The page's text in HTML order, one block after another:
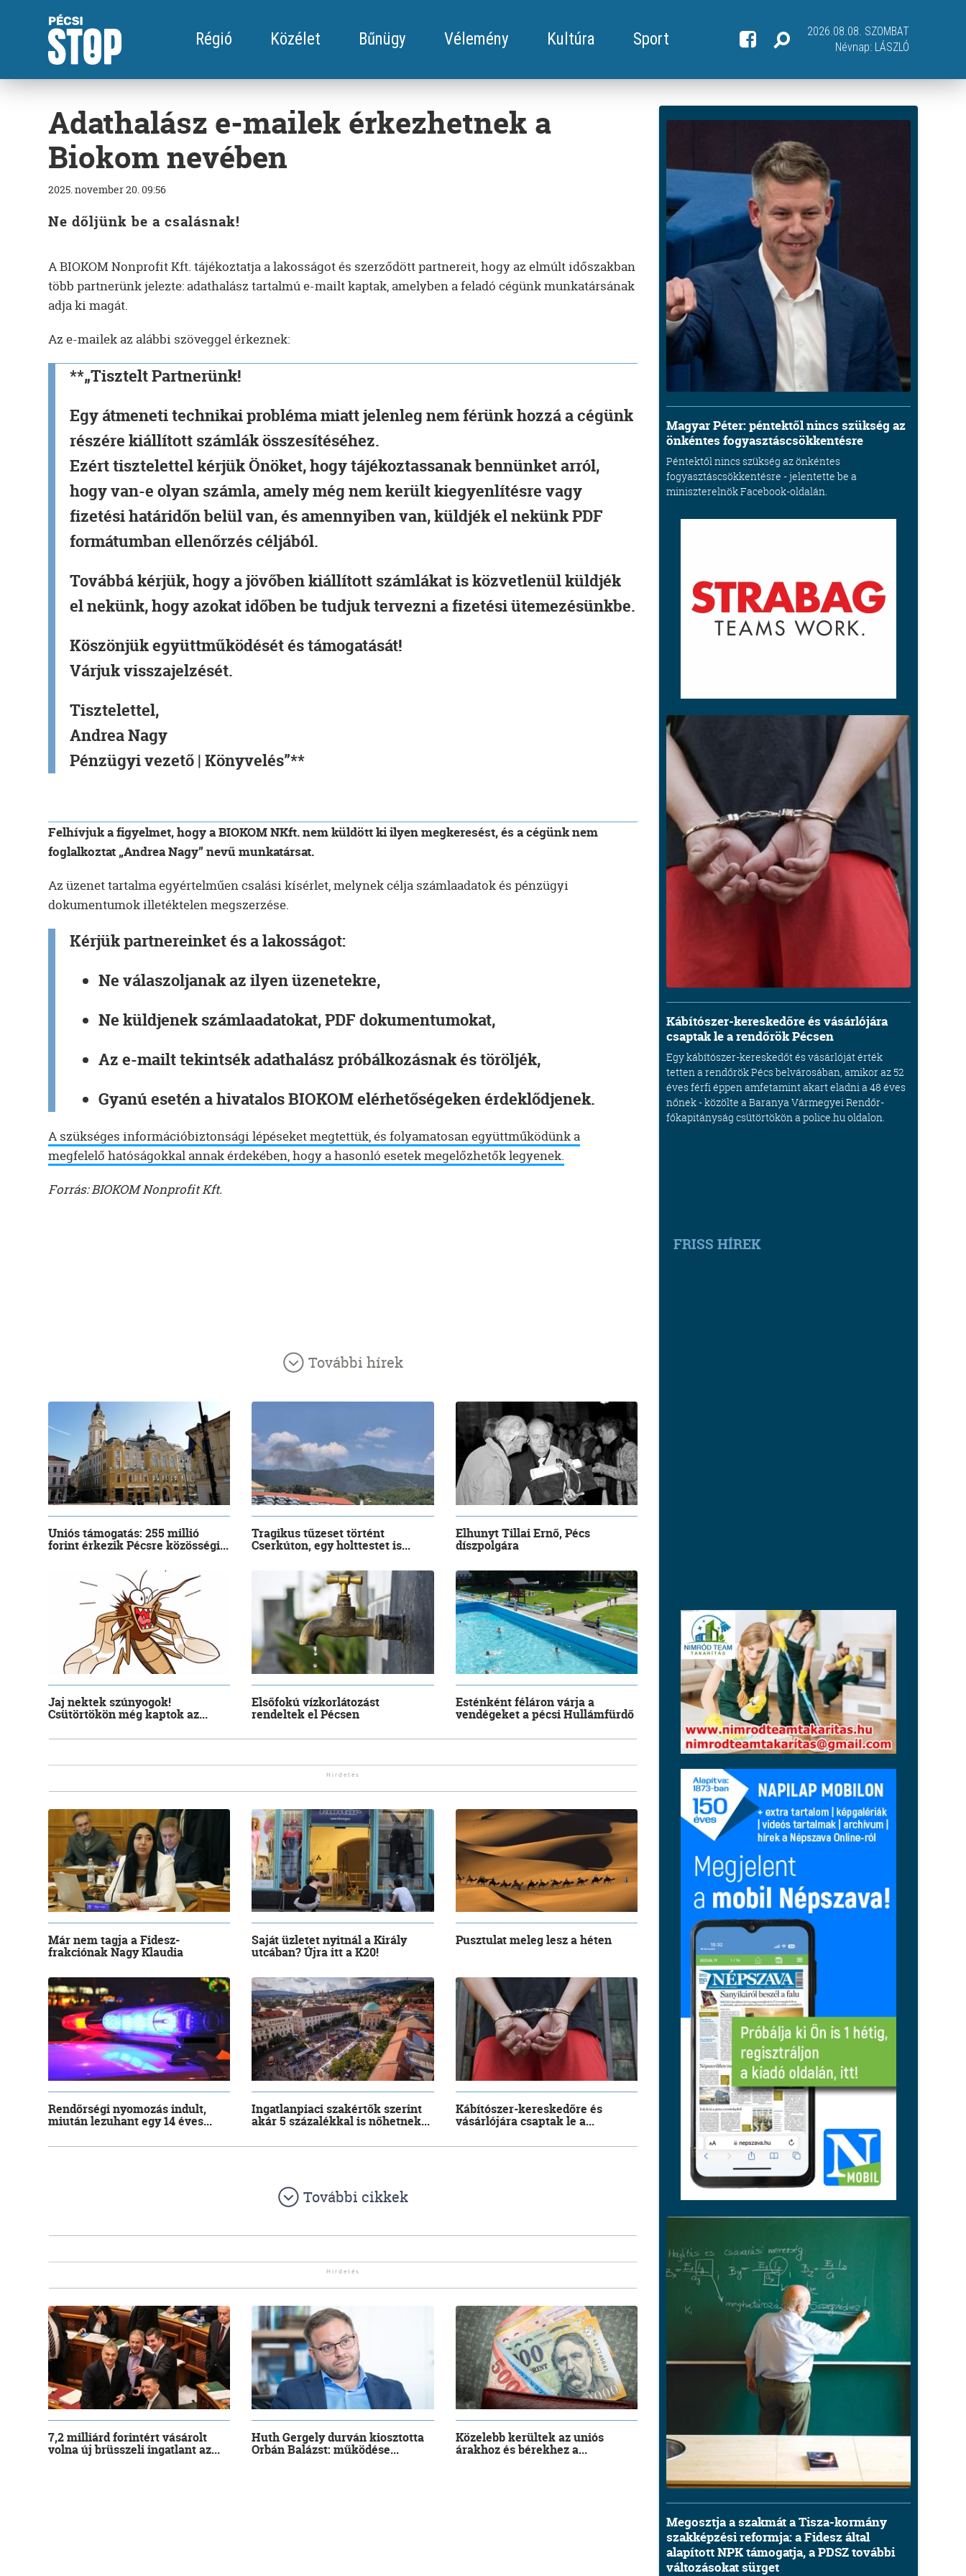
Régió Közélet Bűnügy Vélemény Kultúra Sport
2026.08.08. SZOMBAT
Névnap: LÁSZLÓ
Adathalász e-mailek érkezhetnek a
Biokom nevében
2025. november 20. 09:56
Ne dőljünk be a csalásnak!
A BIOKOM Nonprofit Kft. tájékoztatja a lakosságot és szerződött partnereit, hogy az elmúlt időszakban
több partnerünk jelezte: adathalász tartalmú e-mailt kaptak, amelyben a feladó cégünk munkatársának
adja ki magát.
Az e-mailek az alábbi szöveggel érkeznek:
**„Tisztelt Partnerünk!
Egy átmeneti technikai probléma miatt jelenleg nem férünk hozzá a cégünk
részére kiállított számlák összesítéséhez.
Ezért tisztelettel kérjük Önöket, hogy tájékoztassanak bennünket arról,
hogy van-e olyan számla, amely még nem került kiegyenlítésre vagy
fizetési határidőn belül van, és amennyiben van, küldjék el nekünk PDF
formátumban ellenőrzés céljából.
Továbbá kérjük, hogy a jövőben kiállított számlákat is közvetlenül küldjék
el nekünk, hogy azokat időben be tudjuk tervezni a fizetési ütemezésünkbe.
Köszönjük együttműködését és támogatását!
Várjuk visszajelzését.
Tisztelettel,
Andrea Nagy
Pénzügyi vezető | Könyvelés”**
Felhívjuk a figyelmet, hogy a BIOKOM NKft. nem küldött ki ilyen megkeresést, és a cégünk nem
foglalkoztat „Andrea Nagy” nevű munkatársat.
Az üzenet tartalma egyértelműen csalási kísérlet, melynek célja számlaadatok és pénzügyi
dokumentumok illetéktelen megszerzése.
Kérjük partnereinket és a lakosságot:
Ne válaszoljanak az ilyen üzenetekre,
Ne küldjenek számlaadatokat, PDF dokumentumokat,
Az e-mailt tekintsék adathalász próbálkozásnak és töröljék,
Gyanú esetén a hivatalos BIOKOM elérhetőségeken érdeklődjenek.
A szükséges információbiztonsági lépéseket megtettük, és folyamatosan együttműködünk a
megfelelő hatóságokkal annak érdekében, hogy a hasonló esetek megelőzhetők legyenek.
Forrás: BIOKOM Nonprofit Kft.
További hírek
Uniós támogatás: 255 millió
forint érkezik Pécsre közösségi...
Tragikus tűzeset történt
Cserkúton, egy holttestet is...
Elhunyt Tillai Ernő, Pécs
díszpolgára
Jaj nektek szúnyogok!
Csütörtökön még kaptok az...
Elsőfokú vízkorlátozást
rendeltek el Pécsen
Esténként féláron várja a
vendégeket a pécsi Hullámfürdő
Már nem tagja a Fidesz-
frakciónak Nagy Klaudia
Saját üzletet nyitnál a Király
utcában? Újra itt a K20!
Pusztulat meleg lesz a héten
Rendőrségi nyomozás indult,
miután lezuhant egy 14 éves...
Ingatlanpiaci szakértők szerint
akár 5 százalékkal is nőhetnek...
Kábítószer-kereskedőre és
vásárlójára csaptak le a...
További cikkek
7,2 milliárd forintért vásárolt
volna új brüsszeli ingatlant az...
Huth Gergely durván kiosztotta
Orbán Balázst: működése...
Közelebb kerültek az uniós
árakhoz és bérekhez a...
Magyar Péter: péntektől nincs szükség az
önkéntes fogyasztáscsökkentésre
Péntektől nincs szükség az önkéntes
fogyasztáscsökkentésre - jelentette be a
miniszterelnök Facebook-oldalán.
Kábítószer-kereskedőre és vásárlójára
csaptak le a rendőrök Pécsen
Egy kábítószer-kereskedőt és vásárlóját érték
tetten a rendőrök Pécs belvárosában, amikor az 52
éves férfi éppen amfetamint akart eladni a 48 éves
nőnek - közölte a Baranya Vármegyei Rendőr-
főkapitányság csütörtökön a police.hu oldalon.
FRISS HÍREK
Megosztja a szakmát a Tisza-kormány
szakképzési reformja: a Fidesz által
alapított NPK támogatja, a PDSZ további
változásokat sürget